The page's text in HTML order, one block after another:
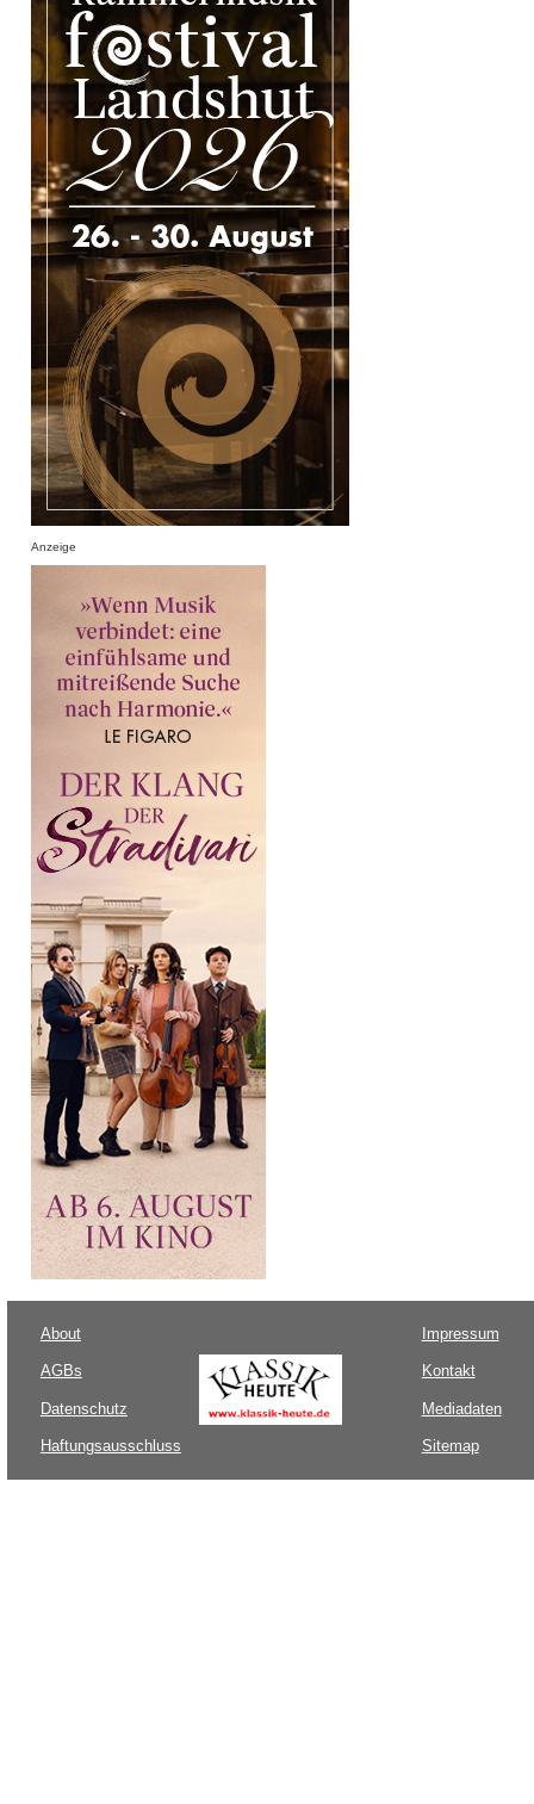
Anzeige
About
AGBs
Datenschutz
Haftungsausschluss
Impressum
Kontakt
Mediadaten
Sitemap